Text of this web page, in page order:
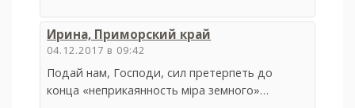
Ирина, Приморский край
04.12.2017 в 09:42
Подай нам, Господи, сил претерпеть до
конца «неприкаянность міра земного»…